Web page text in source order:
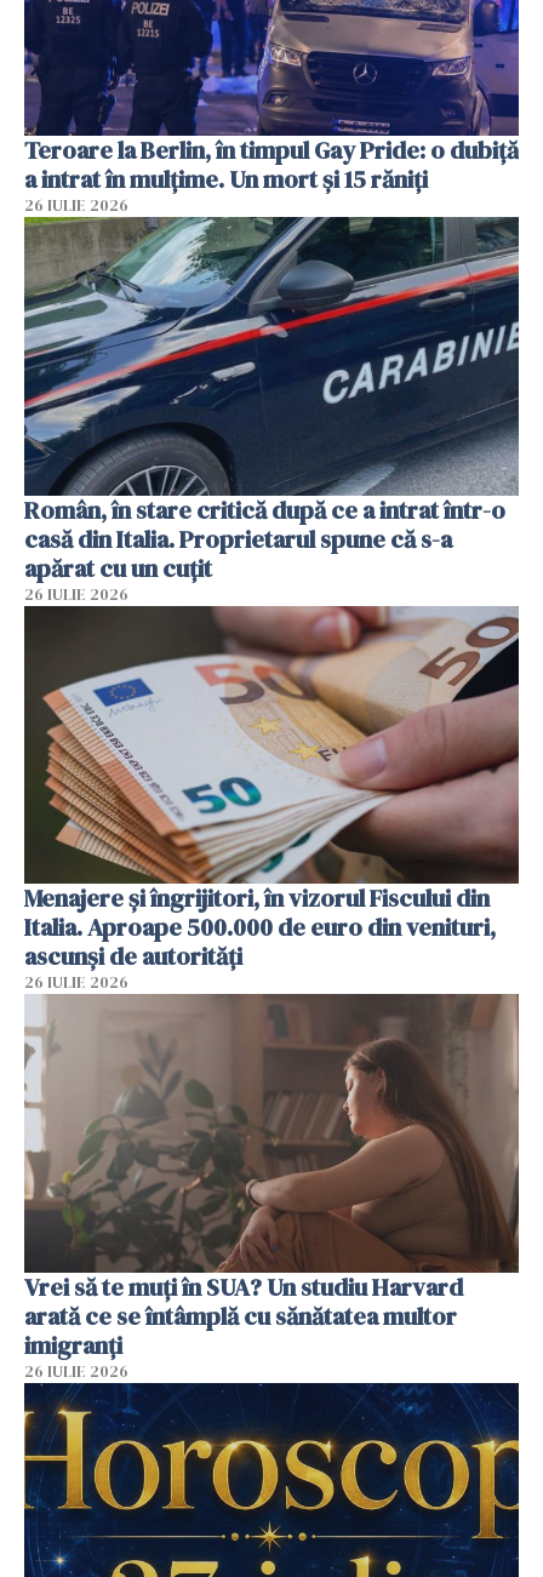
Teroare la Berlin, în timpul Gay Pride: o dubiță
a intrat în mulțime. Un mort și 15 răniți
26 IULIE 2026
Român, în stare critică după ce a intrat într-o
casă din Italia. Proprietarul spune că s-a
apărat cu un cuțit
26 IULIE 2026
Menajere și îngrijitori, în vizorul Fiscului din
Italia. Aproape 500.000 de euro din venituri,
ascunși de autorități
26 IULIE 2026
Vrei să te muți în SUA? Un studiu Harvard
arată ce se întâmplă cu sănătatea multor
imigranți
26 IULIE 2026